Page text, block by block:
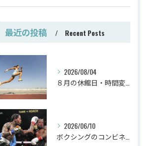
最近の投稿 Recent Posts
2026/08/04
2026/06/10